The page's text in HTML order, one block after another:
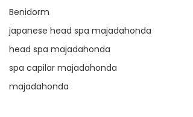
Benidorm
japanese head spa majadahonda
head spa majadahonda
spa capilar majadahonda
majadahonda